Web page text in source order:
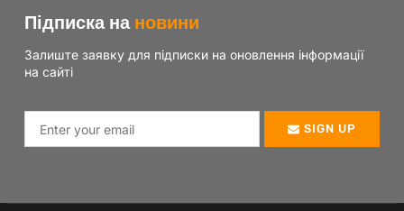
Підписка на новини
Залиште заявку для підписки на оновлення інформації
на сайті
SIGN UP